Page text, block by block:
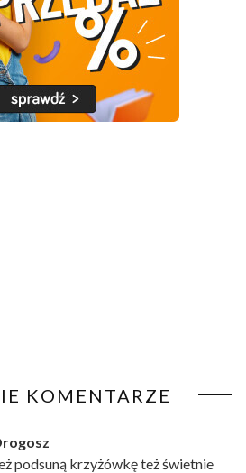
KOMENTARZE
podsuną krzyżówkęteż świetnie